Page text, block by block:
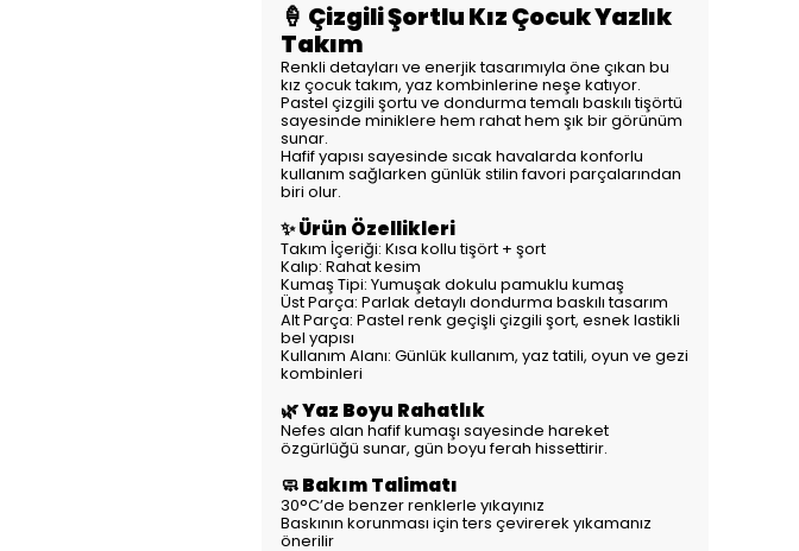
🍦 Çizgili Şortlu Kız Çocuk Yazlık
Takım
Renkli detayları ve enerjik tasarımıyla öne çıkan bu
kız çocuk takım, yaz kombinlerine neşe katıyor.
Pastel çizgili şortu ve dondurma temalı baskılı tişörtü
sayesinde miniklere hem rahat hem şık bir görünüm
sunar.
Hafif yapısı sayesinde sıcak havalarda konforlu
kullanım sağlarken günlük stilin favori parçalarından
biri olur.
✨ Ürün Özellikleri
Takım İçeriği: Kısa kollu tişört + şort
Kalıp: Rahat kesim
Kumaş Tipi: Yumuşak dokulu pamuklu kumaş
Üst Parça: Parlak detaylı dondurma baskılı tasarım
Alt Parça: Pastel renk geçişli çizgili şort, esnek lastikli
bel yapısı
Kullanım Alanı: Günlük kullanım, yaz tatili, oyun ve gezi
kombinleri
🌿 Yaz Boyu Rahatlık
Nefes alan hafif kumaşı sayesinde hareket
özgürlüğü sunar, gün boyu ferah hissettirir.
🧼 Bakım Talimatı
30°C’de benzer renklerle yıkayınız
Baskının korunması için ters çevirerek yıkamanız
önerilir